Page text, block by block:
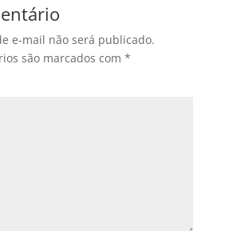
e-mail não será publicado.
são marcados com *